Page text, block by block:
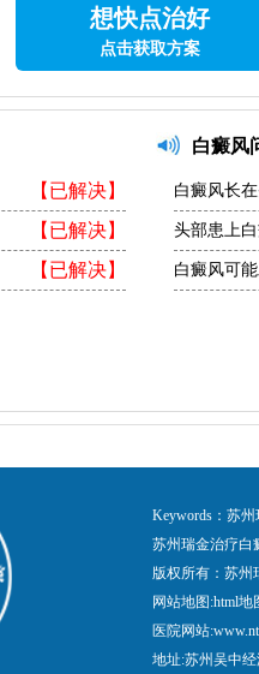
想快点治好
点击获取方案
【已解决】
【已解决】
【已解决】
白癜风
白癜风长
头部患上
白癜风可
Keywords：苏
苏州瑞金治疗白
版权所有：苏
网站地图:html地
医院网站
地址:苏州吴中